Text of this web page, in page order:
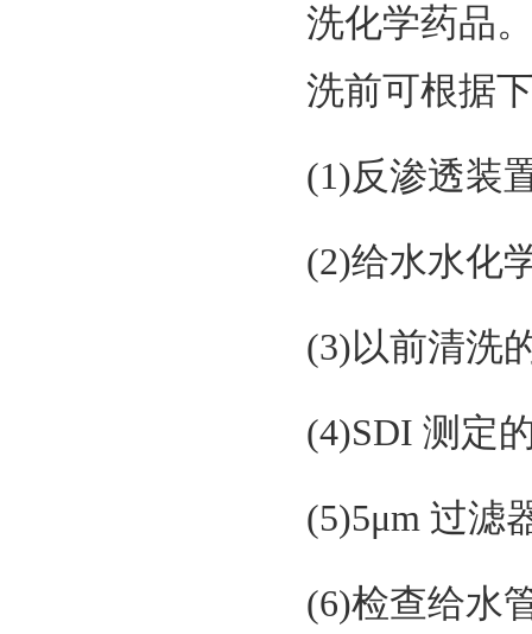
洗化学药品
洗前可根据
(1)反渗透装
(2)给水水化
(3)以前清洗
(4)SDI 测定
(5)5μm 过滤
(6)检查给水